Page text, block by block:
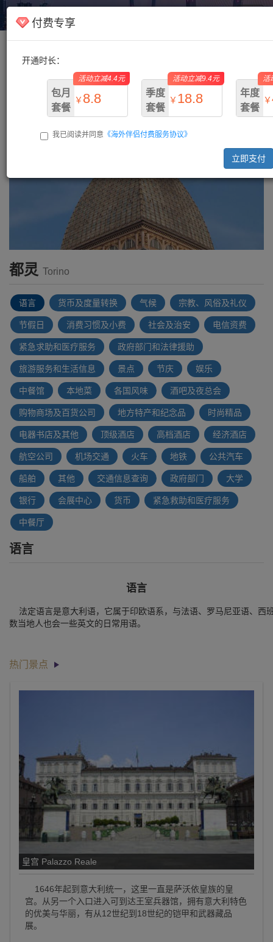
海外伴侣
付费专享
开通时长：
包月
套餐
￥ 8.8
￥13.2
活动立减4.4元
季度
套餐
￥ 18.8
￥28.2
活动立减9.4元
年度
套餐
￥
活
我已阅读并同意 《海外伴侣付费服务协议》
立即支付
主页/意大利
都灵 Torino
语言 货币及度量转换 气候 宗教、风俗及礼仪
节假日 消费习惯及小费 社会及治安 电信资费
紧急求助和医疗服务 政府部门和法律援助
旅游服务和生活信息 景点 节庆 娱乐
中餐馆 本地菜 各国风味 酒吧及夜总会
购物商场及百货公司 地方特产和纪念品 时尚精品
电器书店及其他 顶级酒店 高档酒店 经济酒店
航空公司 机场交通 火车 地铁 公共汽车
船舶 其他 交通信息查询 政府部门 大学
银行 会展中心 货币 紧急救助和医疗服务
中餐厅
语言
语言
法定语言是意大利语，它属于印欧语系，与法语、罗马尼亚语、西
数当地人也会一些英文的日常用语。
热门景点
皇宫 Palazzo Reale
1646年起到意大利统一，这里一直是萨沃依皇族的皇
宫。从另一个入口进入可到达王室兵器馆，拥有意大利特色
的优美与华丽，有从12世纪到18世纪的铠甲和武器藏品
展。